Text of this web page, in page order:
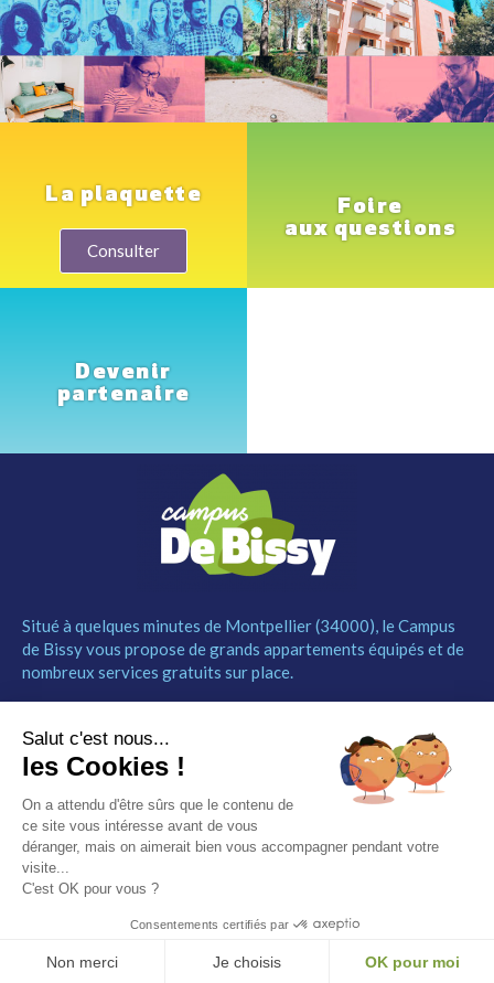
La plaquette
Consulter
Foire
aux questions
Devenir
partenaire
Situé à quelques minutes de Montpellier (34000), le Campus
de Bissy vous propose de grands appartements équipés et de
nombreux services gratuits sur place.
Le Campus
Les studios
Les services
Comment réserver
Contact
Partenaires
Mentions légales
contact@campusdebissy34.com
Route de Ganges 34980
Saint-Clément-de-Rivière
© Campus de Bissy –Mentions légales – byEtincelle
Salut c'est nous...
les Cookies !
On a attendu d'être sûrs que le contenu de
ce site vous intéresse avant de vous
déranger, mais on aimerait bien vous accompagner pendant votre
visite...
C'est OK pour vous ?
Consentements certifiés par
Non merci Je choisis OK pour moi